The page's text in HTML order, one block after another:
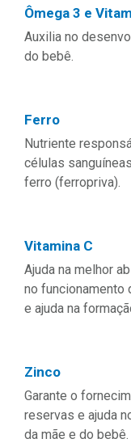
Ômega 3 e
Auxilia no
do bebê.
Ferro
Nutriente
células
ferro (ferropriva).
Vitamina C
Ajuda na melhor
no funcionamento
e ajuda na
Zinco
Garante o
reservas e ajuda
da mãe e do bebê.